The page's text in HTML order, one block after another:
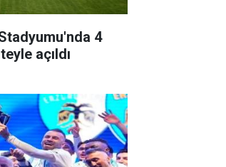
4
açıldı